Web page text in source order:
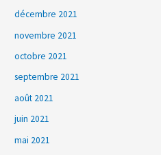
décembre 2021
novembre 2021
octobre 2021
septembre 2021
août 2021
juin 2021
mai 2021